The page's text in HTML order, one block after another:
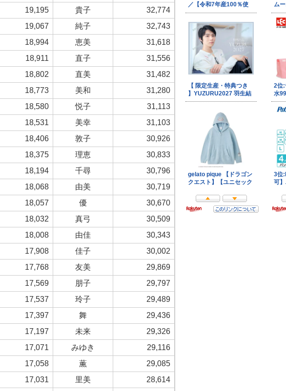
19,195 貴子
32,774
19,067 純子
32,743
18,994 恵美
31,618
18,911 直子
31,556
18,802 直美
31,482
18,773 美和
31,280
18,580 悦子
31,113
18,531 美幸
31,103
18,406 敦子
30,926
18,375 理恵
30,833
18,194 千尋
30,796
18,068 由美
30,719
18,057 優
30,670
18,032 真弓
30,509
18,008 由佳
30,343
17,908 佳子
30,002
17,768 友美
29,869
17,569 朋子
29,797
17,537 玲子
29,489
17,397 舞
29,436
17,197 未来
29,326
17,071 みゆき
29,116
17,058 薫
29,085
17,031 里美
28,614